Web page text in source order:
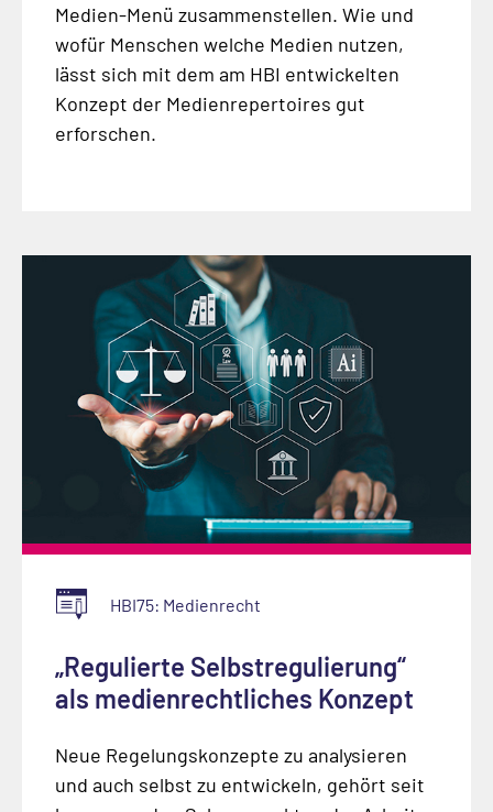
Medien-Menü zusammenstellen. Wie und
wofür Menschen welche Medien nutzen,
lässt sich mit dem am HBI entwickelten
Konzept der Medienrepertoires gut
erforschen.
HBI75: Medienrecht
„Regulierte Selbstregulierung“
als medienrechtliches Konzept
Neue Regelungskonzepte zu analysieren
und auch selbst zu entwickeln, gehört seit